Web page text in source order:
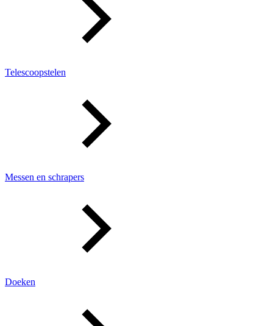
Telescoopstelen
Messen en schrapers
Doeken